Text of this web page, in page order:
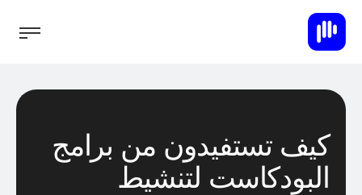
كيف تستفيدون من برامج
البودكاست لتنشيط